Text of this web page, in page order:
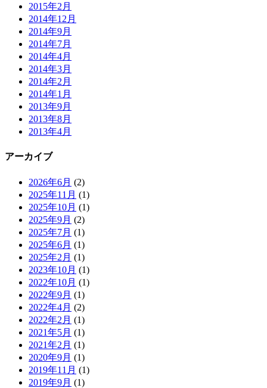
2015年2月
2014年12月
2014年9月
2014年7月
2014年4月
2014年3月
2014年2月
2014年1月
2013年9月
2013年8月
2013年4月
アーカイブ
2026年6月 (2)
2025年11月 (1)
2025年10月 (1)
2025年9月 (2)
2025年7月 (1)
2025年6月 (1)
2025年2月 (1)
2023年10月 (1)
2022年10月 (1)
2022年9月 (1)
2022年4月 (2)
2022年2月 (1)
2021年5月 (1)
2021年2月 (1)
2020年9月 (1)
2019年11月 (1)
2019年9月 (1)